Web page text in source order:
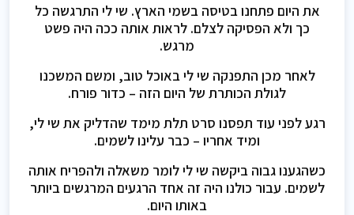
את היום פתחנו בטיסה בשמי הארץ. שי לי התרגשה כל
כך ולא הפסיקה לצלם. לראות אותה ככה היה פשט
מרגש.
לאחר מכן התפנקה שי לי באוכל טוב, ומשם המשכנו
לגולת הכותרת של היום הזה – כדור פורח.
רגע לפני עוד תפסנו סרט תלת מימד שהדליק את שי לי,
ומיד אחריו – כבר עלינו לשמים.
כשהגענו גבוה ביקשה שי לי לומר משאלה ולהפריח אותה
לשמים. עבור כולנו היה זה אחד הרגעים המרגשים ביותר
באותו היום.